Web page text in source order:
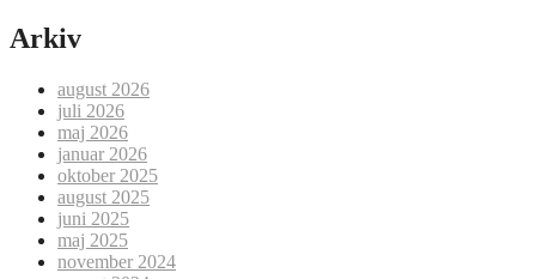
Arkiv
august 2026
juli 2026
maj 2026
januar 2026
oktober 2025
august 2025
juni 2025
maj 2025
november 2024